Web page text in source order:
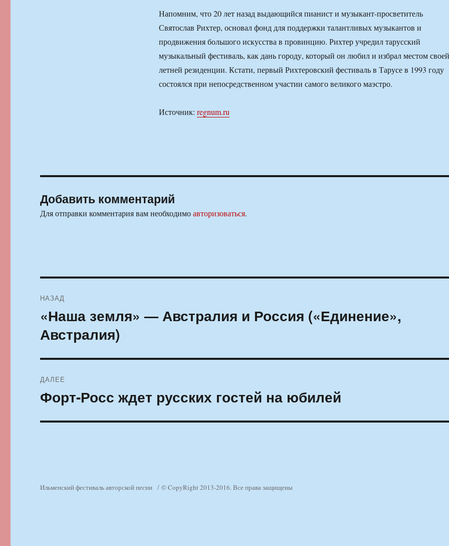
Напомним, что 20 лет назад выдающийся пианист и музыкант-просветитель
Святослав Рихтер, основал фонд для поддержки талантливых музыкантов и
продвижения большого искусства в провинцию. Рихтер учредил тарусский
музыкальный фестиваль, как дань городу, который он любил и избрал местом своей
летней резиденции. Кстати, первый Рихтеровский фестиваль в Тарусе в 1993 году
состоялся при непосредственном участии самого великого маэстро.
Источник: regnum.ru
Добавить комментарий
Для отправки комментария вам необходимоавторизоваться.
по
записям
НАЗАД
Предыдущая
«Наша земля» — Австралия и Россия («Единение»,
Австралия)
ДАЛЕЕ
Следующая
запись:
Форт-Росс ждет русских гостей на юбилей
Ильменский фестиваль авторской песни © CopyRight 2013-2016. Все права защищены